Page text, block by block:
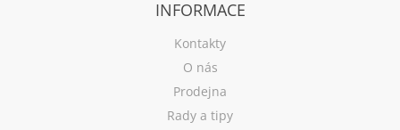
INFORMACE
Kontakty
O nás
Prodejna
Rady a tipy